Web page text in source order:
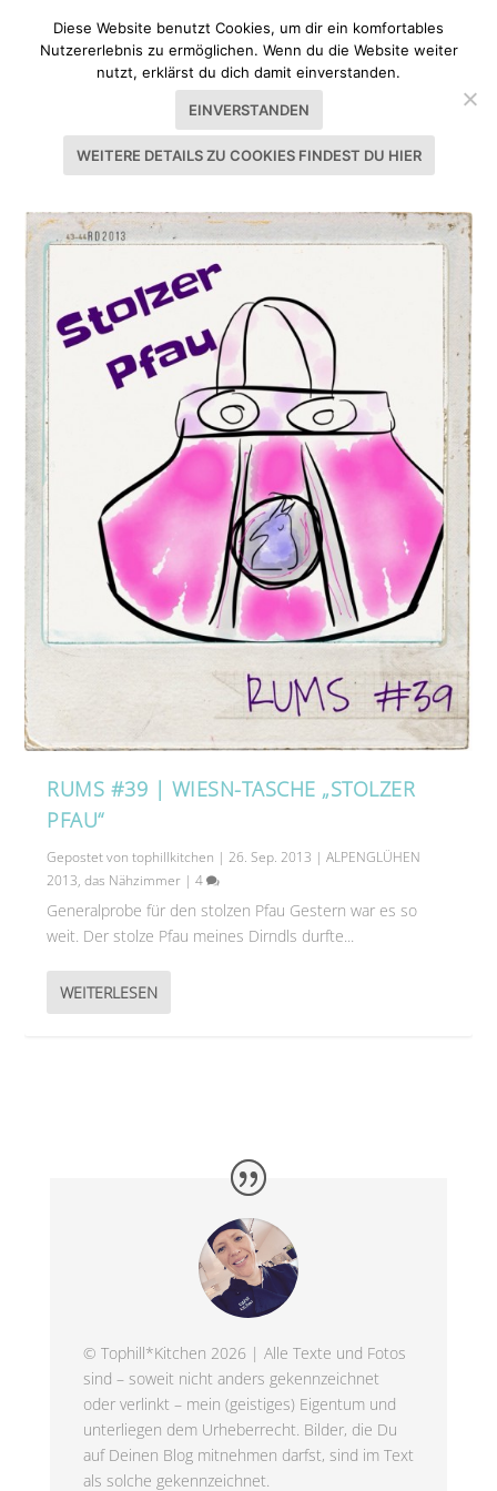
SCHLAGWORT:WIESN TASCHE SELBER NÄHEN
RUMS #39 | WIESN-TASCHE „STOLZER
PFAU“
Gepostet vontophillkitchen |26. Sep. 2013 |ALPENGLÜHEN
2013,das Nähzimmer |4
Generalprobe für den stolzen Pfau Gestern war es so
weit. Der stolze Pfau meines Dirndls durfte...
WEITERLESEN
© Tophill*Kitchen 2026 | Alle Texte und Fotos
sind – soweit nicht anders gekennzeichnet
oder verlinkt – mein (geistiges) Eigentum und
unterliegen dem Urheberrecht. Bilder, die Du
auf Deinen Blog mitnehmen darfst, sind im Text
als solche gekennzeichnet.
Diese Website benutzt Cookies, um dir ein komfortables
Nutzererlebnis zu ermöglichen. Wenn du die Website weiter
nutzt, erklärst du dich damit einverstanden.
EINVERSTANDEN
WEITERE DETAILS ZU COOKIES FINDEST DU HIER